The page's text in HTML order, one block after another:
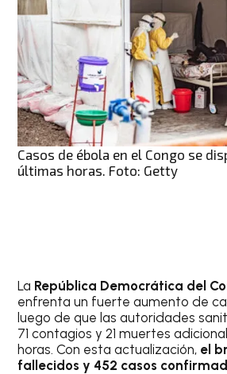
Casos de ébola en el Congo se
últimas horas. Foto: Getty
La República Democrática del
enfrenta un fuerte aumento de
luego de que las autoridades
71 contagios y 21 muertes
horas. Con esta actualización, el
fallecidos y 452 casos